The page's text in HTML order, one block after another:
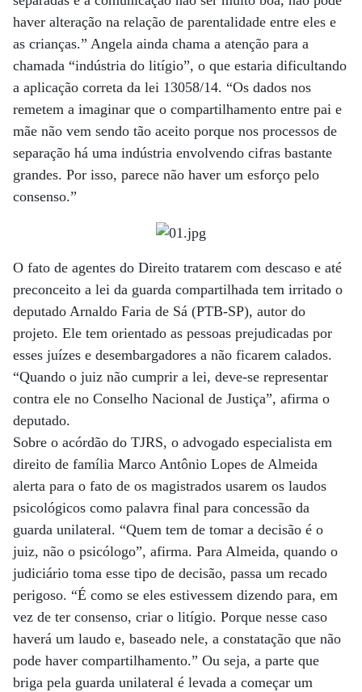
haver alteração na relação de parentalidade entre eles e
as crianças.” Angela ainda chama a atenção para a
chamada “indústria do litígio”, o que estaria dificultando
a aplicação correta da lei 13058/14. “Os dados nos
remetem a imaginar que o compartilhamento entre pai e
mãe não vem sendo tão aceito porque nos processos de
separação há uma indústria envolvendo cifras bastante
grandes. Por isso, parece não haver um esforço pelo
consenso.”
O fato de agentes do Direito tratarem com descaso e até
preconceito a lei da guarda compartilhada tem irritado o
deputado Arnaldo Faria de Sá (PTB-SP), autor do
projeto. Ele tem orientado as pessoas prejudicadas por
esses juízes e desembargadores a não ficarem calados.
“Quando o juiz não cumprir a lei, deve-se representar
contra ele no Conselho Nacional de Justiça”, afirma o
deputado.
Sobre o acórdão do TJRS, o advogado especialista em
direito de família Marco Antônio Lopes de Almeida
alerta para o fato de os magistrados usarem os laudos
psicológicos como palavra final para concessão da
guarda unilateral. “Quem tem de tomar a decisão é o
juiz, não o psicólogo”, afirma. Para Almeida, quando o
judiciário toma esse tipo de decisão, passa um recado
perigoso. “É como se eles estivessem dizendo para, em
vez de ter consenso, criar o litígio. Porque nesse caso
haverá um laudo e, baseado nele, a constatação que não
pode haver compartilhamento.” Ou seja, a parte que
briga pela guarda unilateral é levada a começar um